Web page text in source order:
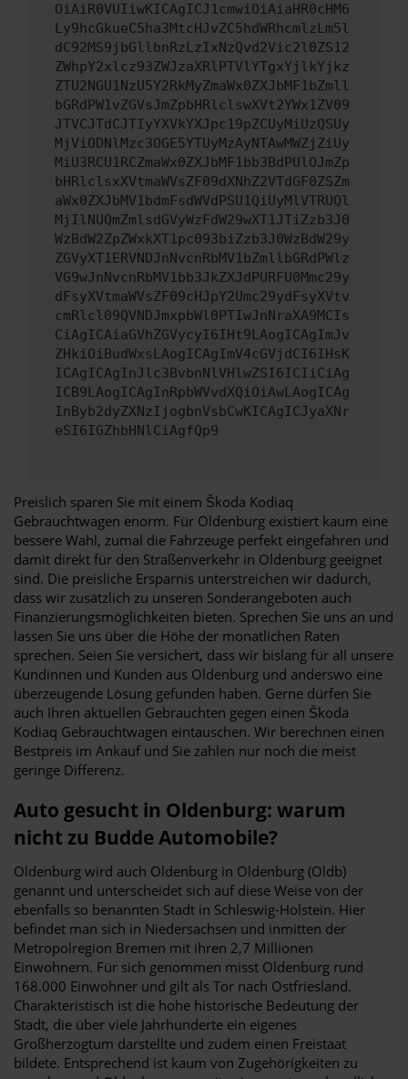
OiAiR0VUIiwKICAgICJ1cmwiOiAiaHR0cHM6
Ly9hcGkueC5ha3MtcHJvZC5hdWRhcmlzLm5l
dC92MS9jbGllbnRzLzIxNzQvd2Vic2l0ZS12
ZWhpY2xlcz93ZWJzaXRlPTVlYTgxYjlkYjkz
ZTU2NGU1NzU5Y2RkMyZmaWx0ZXJbMF1bZmll
bGRdPW1vZGVsJmZpbHRlclswXVt2YWx1ZV09
JTVCJTdCJTIyYXVkYXJpc19pZCUyMiUzQSUy
MjViODNlMzc3OGE5YTUyMzAyNTAwMWZjZiUy
MiU3RCU1RCZmaWx0ZXJbMF1bb3BdPUlOJmZp
bHRlclsxXVtmaWVsZF09dXNhZ2VTdGF0ZSZm
aWx0ZXJbMV1bdmFsdWVdPSU1QiUyMlVTRUQl
MjIlNUQmZmlsdGVyWzFdW29wXT1JTiZzb3J0
WzBdW2ZpZWxkXT1pc093biZzb3J0WzBdW29y
ZGVyXT1ERVNDJnNvcnRbMV1bZmllbGRdPWlz
VG9wJnNvcnRbMV1bb3JkZXJdPURFU0Mmc29y
dFsyXVtmaWVsZF09cHJpY2Umc29ydFsyXVtv
cmRlcl09QVNDJmxpbWl0PTIwJnNraXA9MCIs
CiAgICAiaGVhZGVycyI6IHt9LAogICAgImJv
ZHkiOiBudWxsLAogICAgImV4cGVjdCI6IHsK
ICAgICAgInJlc3BvbnNlVHlwZSI6ICIiCiAg
ICB9LAogICAgInRpbWVvdXQiOiAwLAogICAg
InByb2dyZXNzIjogbnVsbCwKICAgICJyaXNr
eSI6IGZhbHNlCiAgfQp9
Preislich sparen Sie mit einem Škoda Kodiaq
Gebrauchtwagen enorm. Für Oldenburg existiert kaum eine
bessere Wahl, zumal die Fahrzeuge perfekt eingefahren und
damit direkt für den Straßenverkehr in Oldenburg geeignet
sind. Die preisliche Ersparnis unterstreichen wir dadurch,
dass wir zusätzlich zu unseren Sonderangeboten auch
Finanzierungsmöglichkeiten bieten. Sprechen Sie uns an und
lassen Sie uns über die Höhe der monatlichen Raten
sprechen. Seien Sie versichert, dass wir bislang für all unsere
Kundinnen und Kunden aus Oldenburg und anderswo eine
überzeugende Lösung gefunden haben. Gerne dürfen Sie
auch Ihren aktuellen Gebrauchten gegen einen Škoda
Kodiaq Gebrauchtwagen eintauschen. Wir berechnen einen
Bestpreis im Ankauf und Sie zahlen nur noch die meist
geringe Differenz.
Auto gesucht in Oldenburg: warum
nicht zu Budde Automobile?
Oldenburg wird auch Oldenburg in Oldenburg (Oldb)
genannt und unterscheidet sich auf diese Weise von der
ebenfalls so benannten Stadt in Schleswig-Holstein. Hier
befindet man sich in Niedersachsen und inmitten der
Metropolregion Bremen mit ihren 2,7 Millionen
Einwohnern. Für sich genommen misst Oldenburg rund
168.000 Einwohner und gilt als Tor nach Ostfriesland.
Charakteristisch ist die hohe historische Bedeutung der
Stadt, die über viele Jahrhunderte ein eigenes
Großherzogtum darstellte und zudem einen Freistaat
bildete. Entsprechend ist kaum von Zugehörigkeiten zu